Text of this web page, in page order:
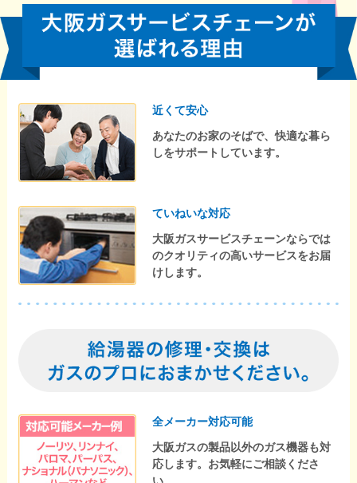
近くて安心
あなたのお家のそばで、快適な暮ら
しをサポートしています。
ていねいな対応
大阪ガスサービスチェーンならでは
のクオリティの高いサービスをお届
けします。
全メーカー対応可能
大阪ガスの製品以外のガス機器も対
応します。お気軽にご相談くださ